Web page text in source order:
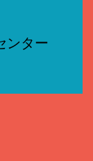
ンター